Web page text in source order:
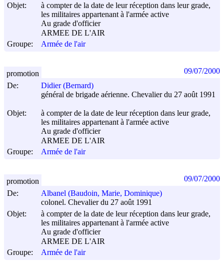
Objet:
à compter de la date de leur réception dans leur grade,
les militaires appartenant à l'armée active
Au grade d'officier
ARMEE DE L'AIR
Groupe:
Armée de l'air
De:
Didier (Bernard)
général de brigade aérienne. Chevalier du 27 août 1991
Objet:
à compter de la date de leur réception dans leur grade,
les militaires appartenant à l'armée active
Au grade d'officier
ARMEE DE L'AIR
Groupe:
Armée de l'air
promotion 09/07/2000
De:
Albanel (Baudoin, Marie, Dominique)
colonel. Chevalier du 27 août 1991
Objet:
à compter de la date de leur réception dans leur grade,
les militaires appartenant à l'armée active
Au grade d'officier
ARMEE DE L'AIR
Groupe:
Armée de l'air
promotion 09/07/2000